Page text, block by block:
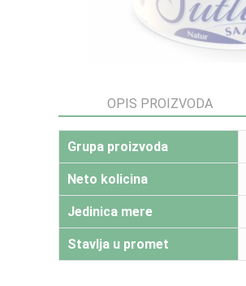
OPIS PROIZVODA
Grupa proizvoda
Neto kolicina
Jedinica mere
Stavlja u promet